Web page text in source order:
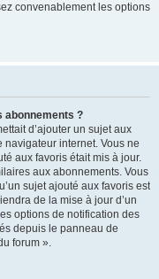
convenablement les options
abonnements ?
d’ajouter un sujet aux
internet. Vous ne
aux favoris était mis à jour.
aux abonnements. Vous
sujet ajouté aux favoris est
de la mise à jour d’un
options de notification des
depuis le panneau de
forum ».